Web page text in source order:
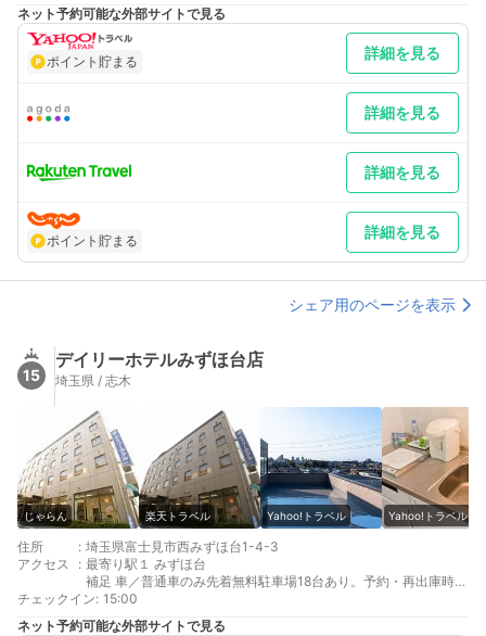
す。詳細は店舗まで直接お問い合わせください。大型車の駐車は
できません。
ネット予約可能な外部サイトで見る
ポイント貯まる 詳細を見る
詳細を見る
詳細を見る
ポイント貯まる 詳細を見る
シェア用のページを表示
15
デイリーホテルみずほ台店
埼玉県 / 志木
じゃらん 楽天トラベル Yahoo!トラベル Yahoo!トラベル
住所 : 埼玉県富士見市西みずほ台1-4-3
アクセス
: 最寄り駅１ みずほ台
補足 車／普通車のみ先着無料駐車場18台あり。予約・再出庫時の
取り置き不可。満車後は近隣の有料駐車場をご利用ください。大
型車の駐車はできません。
チェックイン: 15:00
ネット予約可能な外部サイトで見る